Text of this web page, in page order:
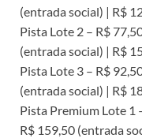
(entrada social) | R$
Pista Lote 2 – R$
(entrada social) | R$
Pista Lote 3 – R$
(entrada social) | R$
Pista Premium Lote 1
R$ 159,50 (entrada